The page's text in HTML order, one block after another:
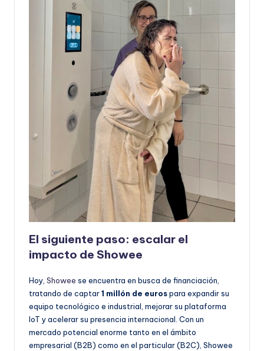
El siguiente paso: escalar el
impacto de Showee
Hoy, Showee se encuentra en busca de financiación,
tratando de captar1 millón de eurospara expandir su
equipo tecnológico e industrial, mejorar su plataforma
IoT y acelerar su presencia internacional. Con un
mercado potencial enorme tanto en el ámbito
empresarial (B2B) como en el particular (B2C), Showee